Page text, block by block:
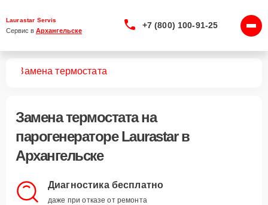
Laurastar Servis
Сервис в Архангельске
+7 (800) 100-91-25
Замена термостата
Замена термостатана
парогенераторе Laurastar в
Архангельске
Диагностика бесплатно
даже при отказе от ремонта